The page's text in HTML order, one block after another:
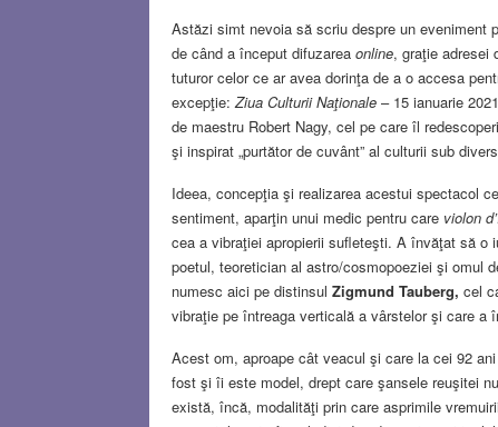
Astăzi simt nevoia să scriu despre un
de când a început difuzareaonline, graţie adresei
tuturor celor ce ar avea dorinţa de a o accesa
excepţie:Ziua Culturii Naţionale – 15 ianuarie
de maestru Robert Nagy, cel pe care îl
şi inspirat „purtător de cuvânt” al culturii sub
Ideea, concepţia şi realizarea acestui spectacol
sentiment, aparţin unui medic pentru care violon
cea a vibraţiei apropierii sufleteşti. A învăţat să o
poetul, teoretician al astro/cosmopoeziei şi omul
numesc aici pe distinsul Zigmund Tauberg, cel
vibraţie pe întreaga verticală a vârstelor şi care a
Acest om, aproape cât veacul şi care la cei 92
fost şi îi este model, drept care şansele reuşitei
există, încă, modalităţi prin care asprimile